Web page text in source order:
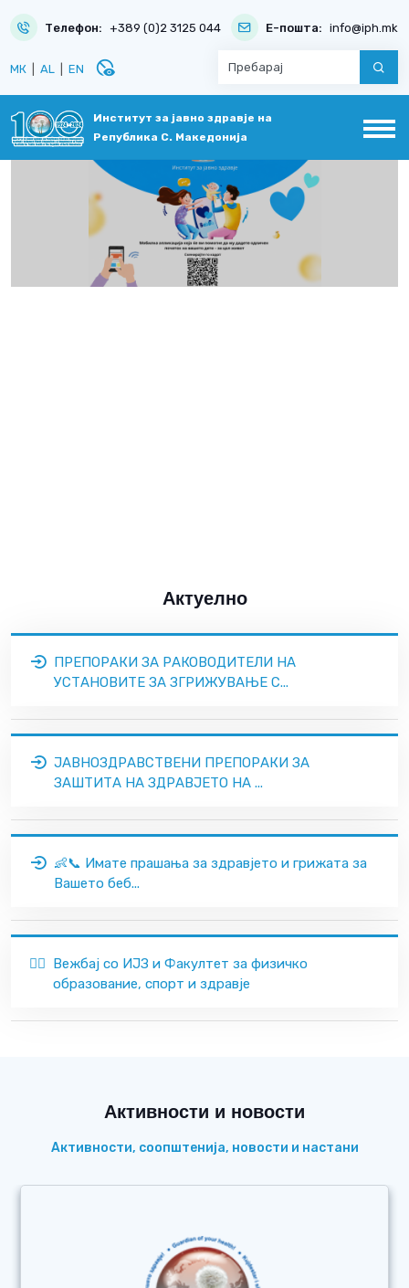
Телефон: +389 (0)2 3125 044 Е-пошта: info@iph.mk
МК AL EN disabled_visible
Институт за јавно здравје на
Република С. Македонија
Актуелно
ПРЕПОРАКИ ЗА РАКОВОДИТЕЛИ НА
УСТАНОВИТЕ ЗА ЗГРИЖУВАЊЕ С...
ЈАВНОЗДРАВСТВЕНИ ПРЕПОРАКИ ЗА
ЗАШТИТА НА ЗДРАВЈЕТО НА ...
👶📞 Имате прашања за здравјето и грижата за
Вашето беб...
🏃‍♂️ Вежбај со ИЈЗ и Факултет за физичко
образование, спорт и здравје
Активности и новости
Активности, соопштенија, новости и настани